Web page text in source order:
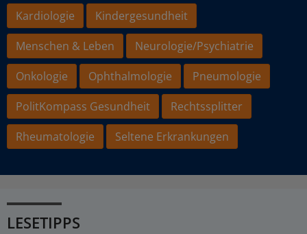
Kardiologie
Kindergesundheit
Menschen & Leben
Neurologie/Psychiatrie
Onkologie
Ophthalmologie
Pneumologie
PolitKompass Gesundheit
Rechtssplitter
Rheumatologie
Seltene Erkrankungen
LESETIPPS